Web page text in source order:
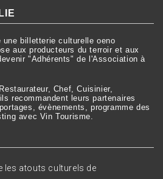
une billetterie culturelle oeno
aux producteurs du terroir et aux
"Adhérents" de l'Association à
Chef, Cuisinier,
recommandent leurs partenaires
évènements, programme des
avec Vin Tourisme.
les atouts culturels de